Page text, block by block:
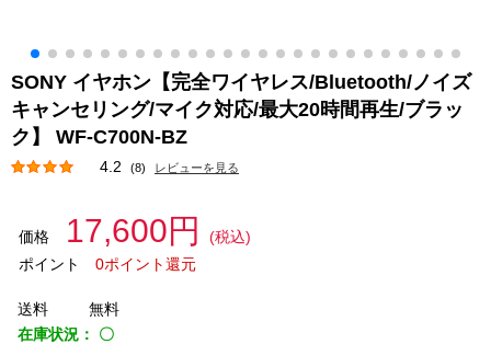
SONY イヤホン【完全ワイヤレス/Bluetooth/ノイズ
キャンセリング/マイク対応/最大20時間再生/ブラッ
ク】 WF-C700N-BZ
4.2 (8) レビューを見る
価格 17,600円
(税込)
ポイント
0ポイント還元
送料
無料
在庫状況： 〇